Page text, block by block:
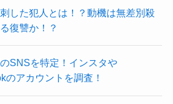
した犯人とは！？動機は無差別殺
復讐か！？
SNSを特定！インスタや
のアカウントを調査！